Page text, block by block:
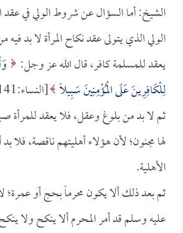
الشيخ: أما السؤال عن شروط الولي في عقد
الولي الذي يتولى عقد نكاح المرأة لا بد فيه
يعقد للمسلمة كافر، قال الله عز وجل:
لِلْكَافِرِينَ عَلَى الْمُؤْمِنِينَ سَبِيلًا [النساء:141].
ثم لا بد من بلوغ وعقل، فلا يعقد للمرأة
لها مجنون؛ لأن هؤلاء أهليتهم ناقصة، فلا
الأهلية.
ثم بعد ذلك ألا يكون محرماً بحج أو عمرة؛
عليه وسلم قد أمر المحرم ألا ينكح ولا